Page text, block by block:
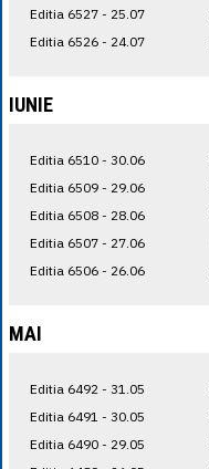
Editia 6527 - 25.07
Editia 6526 - 24.07
IUNIE
Editia 6510 - 30.06
Editia 6509 - 29.06
Editia 6508 - 28.06
Editia 6507 - 27.06
Editia 6506 - 26.06
MAI
Editia 6492 - 31.05
Editia 6491 - 30.05
Editia 6490 - 29.05